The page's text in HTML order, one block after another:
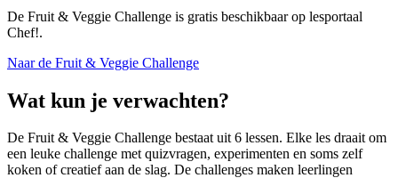
De Fruit & Veggie Challenge is gratis beschikbaar op lesportaal
Chef!.
Naar de Fruit & Veggie Challenge
Wat kun je verwachten?
De Fruit & Veggie Challenge bestaat uit 6 lessen. Elke les draait om
een leuke challenge met quizvragen, experimenten en soms zelf
koken of creatief aan de slag. De challenges maken leerlingen